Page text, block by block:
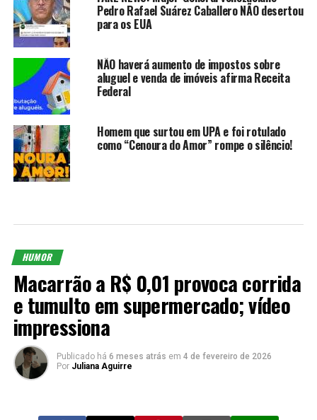
Pedro Rafael Suárez Caballero NÃO desertou
para os EUA
NÃO haverá aumento de impostos sobre
aluguel e venda de imóveis afirma Receita
Federal
Homem que surtou em UPA e foi rotulado
como “Cenoura do Amor” rompe o silêncio!
HUMOR
Macarrão a R$ 0,01 provoca corrida
e tumulto em supermercado; vídeo
impressiona
Publicado há 6 meses atrás em 4 de fevereiro de 2026
Por Juliana Aguirre